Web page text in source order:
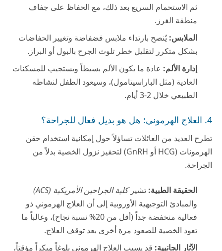
ثم الاستحمام السريع بعد ذلك، مع الحفاظ على جفاف
منطقة الغرز.
الملابس:يُنصح بارتداء ملابس فضفاضة وتغيير الحفاضات
بشكل متكرر لتقليل خطر تلوث الجرح بالبول أو البراز.
إدارة الألم: عادة ما يكون الألم بسيطاً ويستجيب للمسكنات
العادية (مثل الباراسيتامول)، وسيعود الطفل لنشاطه
الطبيعي خلال 2-3 أيام.
4. العلاج الهرموني: هل هو بديل فعال للجراحة؟
تطرح العديد من العائلات تساؤلاً حول إمكانية استخدام حقن
الهرمونات (HCG أو GnRH) لتحفيز نزول الخصية بدلاً من
الجراحة.
الحقيقة الطبية: تشيركلية الجراحين الأمريكية (ACS)
والمبادئ التوجيهية الأوروبية إلى أن العلاج الهرموني ذو
فعالية منخفضة جداً (أقل من 20% نسبة نجاح)، وغالباً ما
تعود الخصية للصعود مرة أخرى بعد توقف العلاج.
الآثار الجانبية: قد يسبب العلاج الهرموني بلوغاً مبكراً مؤقتاً،